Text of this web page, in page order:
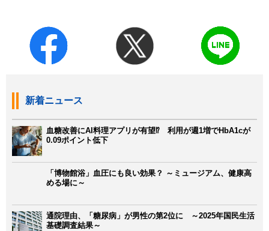
新着ニュース
血糖改善にAI料理アプリが有望⁉ 利用が週1増でHbA1cが
0.09ポイント低下
「博物館浴」血圧にも良い効果？ ～ミュージアム、健康高
める場に～
通院理由、「糖尿病」が男性の第2位に ～2025年国民生活
基礎調査結果～